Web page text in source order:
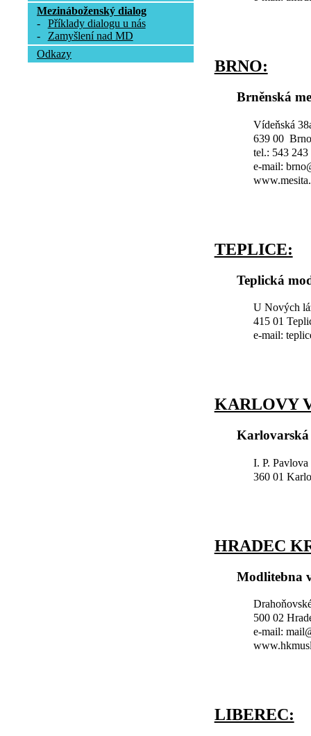
Mezináboženský dialog
-
Příklady dialogu u nás
-
Zamyšlení nad MD
Odkazy
BRNO:
Brněnská
Vídeňská
639 00 Brno
tel.: 543 243
e-mail:
TEPLICE:
Teplická
U Nových
415 01
e-mail:
KARLOVY
I. P. Pavlova
360 01
HRADEC
Modlitebna
500 02
e-mail:
LIBEREC: